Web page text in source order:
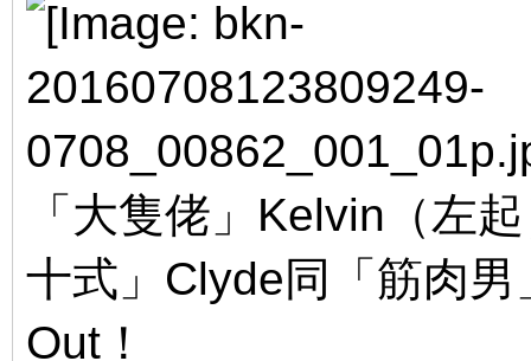
「大隻佬」Kelvin（左
十式」Clyde同「筋肉
Out！